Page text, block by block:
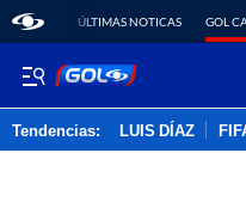
ÚLTIMAS NOTICAS GOL
Tendencias: LUIS DÍAZ